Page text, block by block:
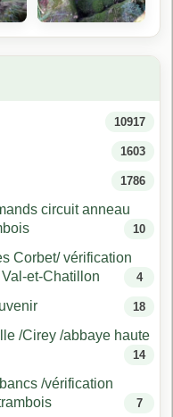
10917
1603
1786
circuit anneau
10
Corbet/ vérification
et-Chatillon
4
18
/Cirey /abbaye haute
14
/vérification
7